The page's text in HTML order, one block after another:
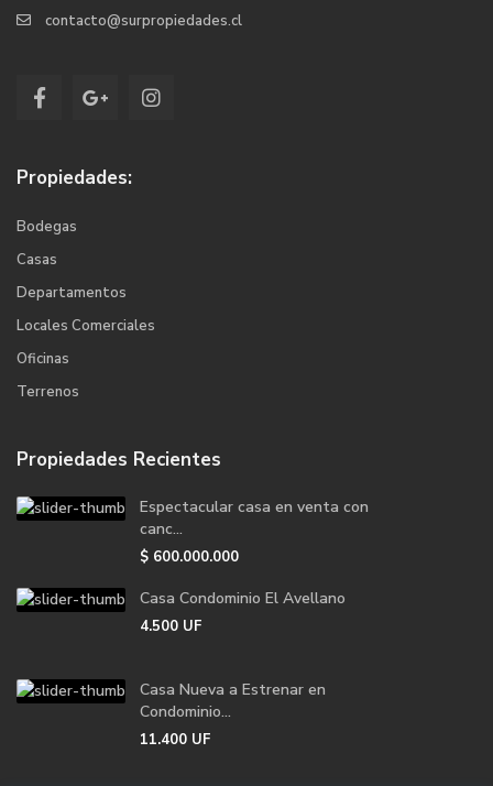
contacto@surpropiedades.cl
Propiedades:
Bodegas
Casas
Departamentos
Locales Comerciales
Oficinas
Terrenos
Propiedades Recientes
Espectacular casa en venta con
canc...
$ 600.000.000
Casa Condominio El Avellano
4.500 UF
Casa Nueva a Estrenar en
Condominio...
11.400 UF